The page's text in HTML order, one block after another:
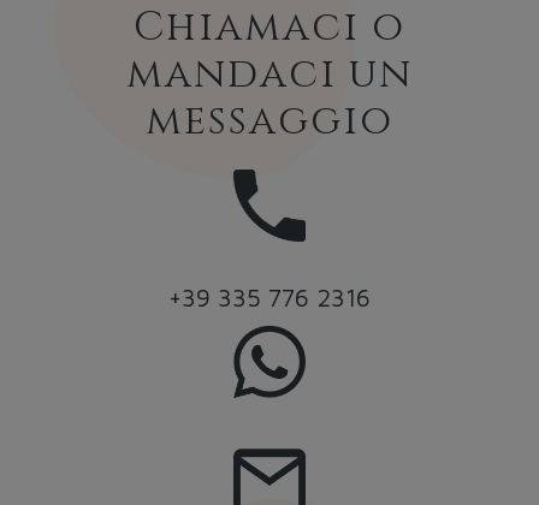
Chiamaci o
mandaci un
messaggio
+39 335 776 2316